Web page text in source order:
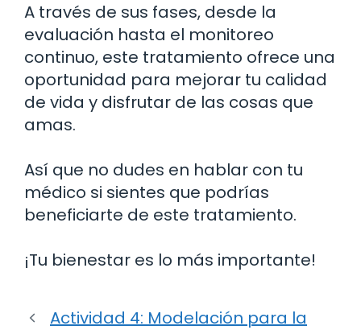
A través de sus fases, desde la
evaluación hasta el monitoreo
continuo, este tratamiento ofrece una
oportunidad para mejorar tu calidad
de vida y disfrutar de las cosas que
amas.
Así que no dudes en hablar con tu
médico si sientes que podrías
beneficiarte de este tratamiento.
¡Tu bienestar es lo más importante!
Actividad 4: Modelación para la